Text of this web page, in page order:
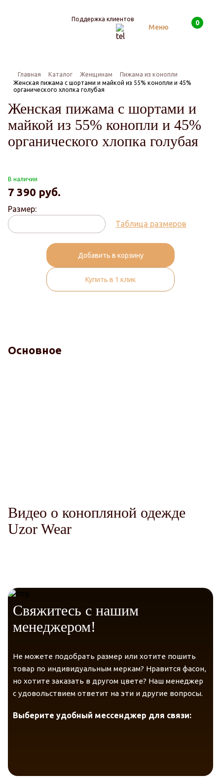
Поддержка клиентов
Меню
Поиск 0
Главная Каталог Женщинам
Пижама из конопли
Женская пижама с шортами и майкой из 55% конопли и 45%
органического хлопка голубая
Женская пижама с шортами и
майкой из 55% конопли и 45%
органического хлопка голубая
В наличии
7 390 руб.
Размер:
Таблица размеров
Добавить в корзину
Купить в 1 клик
Основное
Гипоаллергенный материал
Видео о конопляной одежде
Uzor Wear
Свяжитесь с нашим
менеджером!
Не можете подобрать размер или хотите пошить
товар по индивидуальным меркам? Нравится фасон,
но хотите заказать в другом цвете? Наш менеджер
с удовольствием ответит на эти и другие вопросы.
Выберите удобный мессенджер для связи: